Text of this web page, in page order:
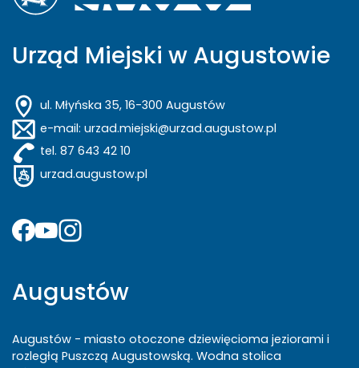
Urząd Miejski w Augustowie
ul. Młyńska 35, 16-300 Augustów
e-mail: urzad.miejski@urzad.augustow.pl
tel. 87 643 42 10
urzad.augustow.pl
Augustów
Augustów - miasto otoczone dziewięcioma jeziorami i
rozległą Puszczą Augustowską. Wodna stolica